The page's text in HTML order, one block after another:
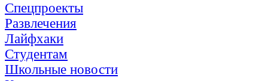
Спецпроекты
Развлечения
Лайфхаки
Студентам
Школьные новости